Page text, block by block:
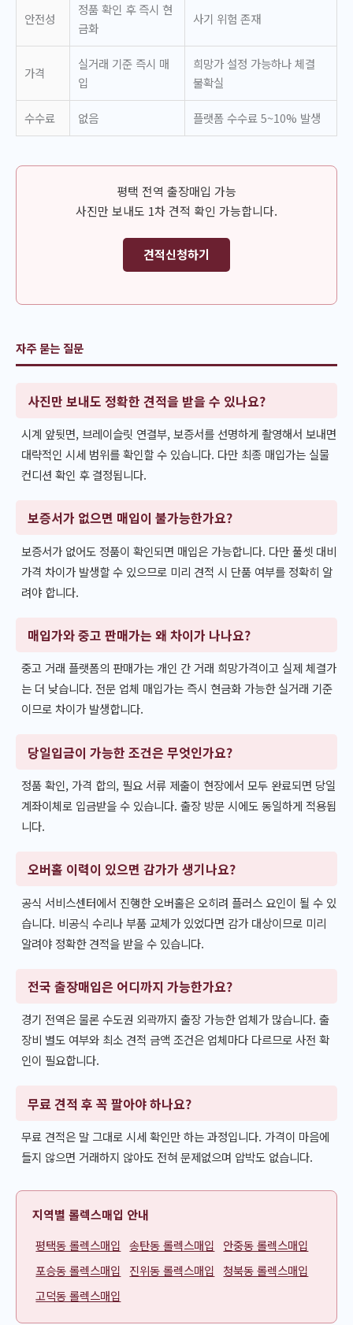
안전성
정품 확인 후 즉시 현
금화
사기 위험 존재
가격
실거래 기준 즉시 매
입
희망가 설정 가능하나 체결
불확실
수수료 없음 플랫폼 수수료 5~10% 발생
평택 전역 출장매입 가능
사진만 보내도 1차 견적 확인 가능합니다.
견적신청하기
자주 묻는 질문
사진만 보내도 정확한 견적을 받을 수 있나요?
시계 앞뒷면, 브레이슬릿 연결부, 보증서를 선명하게 촬영해서 보내면
대략적인 시세 범위를 확인할 수 있습니다. 다만 최종 매입가는 실물
컨디션 확인 후 결정됩니다.
보증서가 없으면 매입이 불가능한가요?
보증서가 없어도 정품이 확인되면 매입은 가능합니다. 다만 풀셋 대비
가격 차이가 발생할 수 있으므로 미리 견적 시 단품 여부를 정확히 알
려야 합니다.
매입가와 중고 판매가는 왜 차이가 나나요?
중고 거래 플랫폼의 판매가는 개인 간 거래 희망가격이고 실제 체결가
는 더 낮습니다. 전문 업체 매입가는 즉시 현금화 가능한 실거래 기준
이므로 차이가 발생합니다.
당일입금이 가능한 조건은 무엇인가요?
정품 확인, 가격 합의, 필요 서류 제출이 현장에서 모두 완료되면 당일
계좌이체로 입금받을 수 있습니다. 출장 방문 시에도 동일하게 적용됩
니다.
오버홀 이력이 있으면 감가가 생기나요?
공식 서비스센터에서 진행한 오버홀은 오히려 플러스 요인이 될 수 있
습니다. 비공식 수리나 부품 교체가 있었다면 감가 대상이므로 미리
알려야 정확한 견적을 받을 수 있습니다.
전국 출장매입은 어디까지 가능한가요?
경기 전역은 물론 수도권 외곽까지 출장 가능한 업체가 많습니다. 출
장비 별도 여부와 최소 견적 금액 조건은 업체마다 다르므로 사전 확
인이 필요합니다.
무료 견적 후 꼭 팔아야 하나요?
무료 견적은 말 그대로 시세 확인만 하는 과정입니다. 가격이 마음에
들지 않으면 거래하지 않아도 전혀 문제없으며 압박도 없습니다.
지역별 롤렉스매입 안내
평택동 롤렉스매입 송탄동 롤렉스매입
안중동 롤렉스매입
포승동 롤렉스매입
진위동 롤렉스매입
청북동 롤렉스매입
고덕동 롤렉스매입